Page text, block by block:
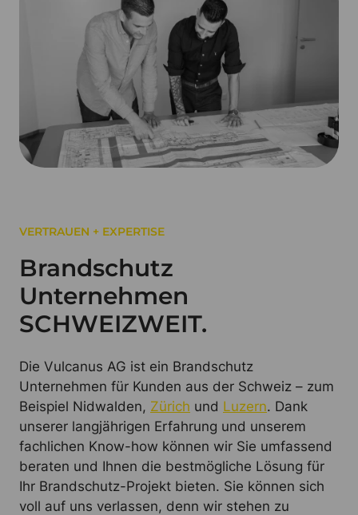
VERTRAUEN + EXPERTISE
Brandschutz
Unternehmen
SCHWEIZWEIT.
Die Vulcanus AG ist ein Brandschutz
Unternehmen für Kunden aus der Schweiz – zum
Beispiel Nidwalden, Zürich und Luzern. Dank
unserer langjährigen Erfahrung und unserem
fachlichen Know-how können wir Sie umfassend
beraten und Ihnen die bestmögliche Lösung für
Ihr Brandschutz-Projekt bieten. Sie können sich
voll auf uns verlassen, denn wir stehen zu